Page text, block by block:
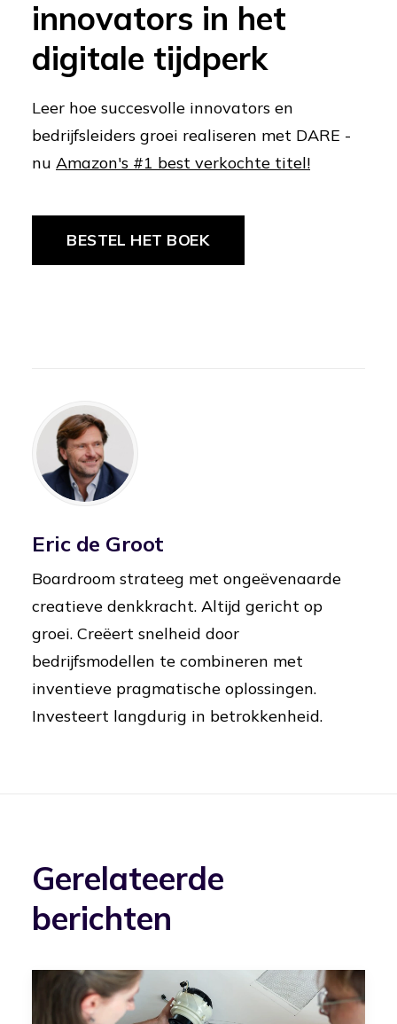
innovators in het
digitale tijdperk
Leer hoe succesvolle innovators en
bedrijfsleiders groei realiseren met DARE -
nu Amazon's #1 best verkochte titel!
BESTEL HET BOEK
Eric de Groot
Boardroom strateeg met ongeëvenaarde
creatieve denkkracht. Altijd gericht op
groei. Creëert snelheid door
bedrijfsmodellen te combineren met
inventieve pragmatische oplossingen.
Investeert langdurig in betrokkenheid.
Gerelateerde
berichten